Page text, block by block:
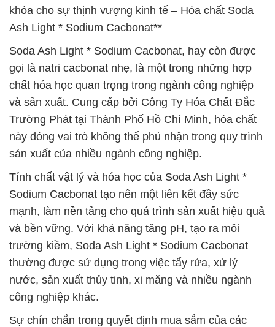
khóa cho sự thịnh vượng kinh tế – Hóa chất Soda
Ash Light * Sodium Cacbonat**
Soda Ash Light * Sodium Cacbonat, hay còn được
gọi là natri cacbonat nhẹ, là một trong những hợp
chất hóa học quan trọng trong ngành công nghiệp
và sản xuất. Cung cấp bởi Công Ty Hóa Chất Đắc
Trường Phát tại Thành Phố Hồ Chí Minh, hóa chất
này đóng vai trò không thể phủ nhận trong quy trình
sản xuất của nhiều ngành công nghiệp.
Tính chất vật lý và hóa học của Soda Ash Light *
Sodium Cacbonat tạo nên một liên kết đầy sức
mạnh, làm nền tảng cho quá trình sản xuất hiệu quả
và bền vững. Với khả năng tăng pH, tạo ra môi
trường kiềm, Soda Ash Light * Sodium Cacbonat
thường được sử dụng trong việc tẩy rửa, xử lý
nước, sản xuất thủy tinh, xi măng và nhiều ngành
công nghiệp khác.
Sự chín chắn trong quyết định mua sắm của các